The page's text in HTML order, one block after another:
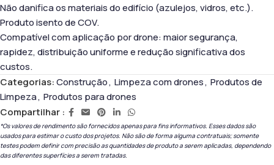
Não danifica os materiais do edifício (azulejos, vidros, etc.).
Produto isento de COV.
Compatível com aplicação por drone: maior segurança,
rapidez, distribuição uniforme e redução significativa dos
custos.
Categorias:Construção, Limpeza com drones, Produtos de
Limpeza, Produtos para drones
Compartilhar :
*Os valores de rendimento são fornecidos apenas para fins informativos. Esses dados são
usados ​​para estimar o custo dos projetos. Não são de forma alguma contratuais; somente
testes podem definir com precisão as quantidades de produto a serem aplicadas, dependendo
das diferentes superfícies a serem tratadas.